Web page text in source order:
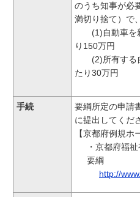
のうち知事が必
満切り捨て）で
(1)自動車を新
り150万円
(2)所有する自
たり30万円
手続
要綱所定の申請
に提出してくだ
【京都府例規ホ
・京都府福
要綱
http://